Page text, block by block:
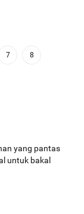
7 8
yang pantas
untuk bakal